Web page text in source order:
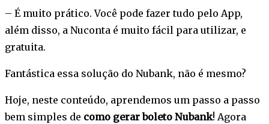
– É muito prático. Você pode fazer tudo pelo App,
além disso, a Nuconta é muito fácil para utilizar, e
gratuita.
Fantástica essa solução do Nubank, não é mesmo?
Hoje, neste conteúdo, aprendemos um passo a passo
bem simples de como gerar boleto Nubank! Agora